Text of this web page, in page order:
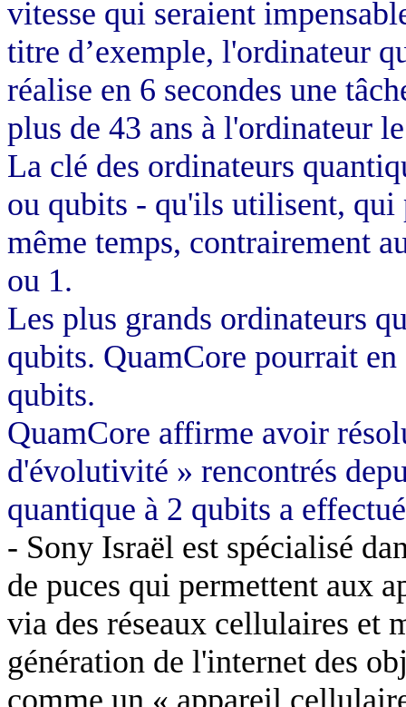
vitesse qui seraient
titre d’exemple, l'ordinateur
réalise en 6 secondes une
plus de 43 ans à l'ordinateur
La clé des ordinateurs
ou qubits - qu'ils utilisent, qui
même temps, contrairement
ou 1.
Les plus grands ordinateurs
qubits. QuamCore pourrait
qubits.
QuamCore affirme avoir
d'évolutivité » rencontrés
quantique à 2 qubits a
- Sony Israël est spécialisé
de puces qui permettent aux
via des réseaux cellulaires et
génération de l'internet des
comme un « appareil